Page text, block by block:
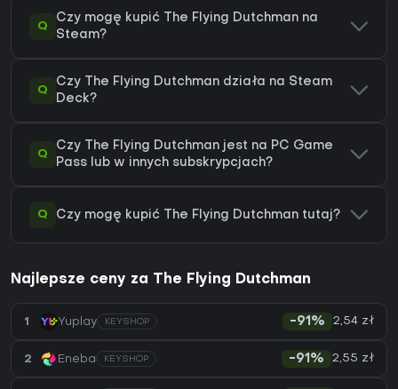
Q
Czy mogę kupić The Flying Dutchman na
Steam?
Q
Czy The Flying Dutchman działa na Steam
Deck?
Q
Czy The Flying Dutchman jest na PC Game
Pass lub w innych subskrypcjach?
Q Czy mogę kupić The Flying Dutchman tutaj?
Najlepsze ceny za The Flying Dutchman
1 Yuplay KEYSHOP -91% 2,54 zł
2 Eneba KEYSHOP -91% 2,55 zł